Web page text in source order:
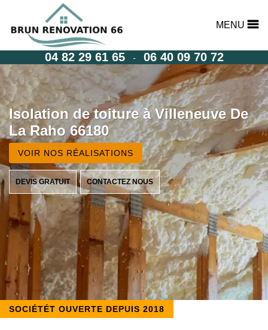
MENU
04 82 29 61 65 - 06 40 09 70 72
Isolation de toiture à Villeneuve De
La Raho 66180
VOIR NOS RÉALISATIONS
DEVIS GRATUIT CONTACTEZ NOUS
SOCIÉTÉT OUVERTE DEPUIS 2018